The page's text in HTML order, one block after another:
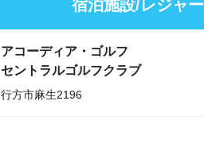
宿泊施設/レジャー
アコーディア・ゴルフ
セントラルゴルフクラブ
行方市麻生2196